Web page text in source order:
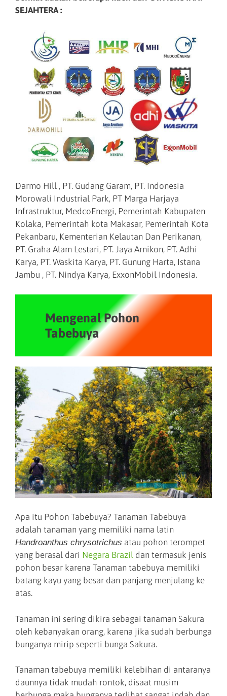
SEJAHTERA :
Darmo Hill , PT. Gudang Garam, PT. Indonesia
Morowali Industrial Park, PT Marga Harjaya
Infrastruktur, MedcoEnergi, Pemerintah Kabupaten
Kolaka, Pemerintah kota Makasar, Pemerintah Kota
Pekanbaru, Kementerian Kelautan Dan Perikanan,
PT. Graha Alam Lestari, PT. Jaya Arnikon, PT. Adhi
Karya, PT. Waskita Karya, PT. Gunung Harta, Istana
Jambu , PT. Nindya Karya, ExxonMobil Indonesia.
Mengenal Pohon
Tabebuya
Apa itu Pohon Tabebuya? Tanaman Tabebuya
adalah tanaman yang memiliki nama latin
Handroanthus chrysotrichus atau pohon terompet
yang berasal dari Negara Brazil dan termasuk jenis
pohon besar karena Tanaman tabebuya memiliki
batang kayu yang besar dan panjang menjulang ke
atas.
Tanaman ini sering dikira sebagai tanaman Sakura
oleh kebanyakan orang, karena jika sudah berbunga
bunganya mirip seperti bunga Sakura.
Tanaman tabebuya memiliki kelebihan di antaranya
daunnya tidak mudah rontok, disaat musim